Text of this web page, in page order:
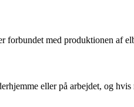
med produktionen af
eller på arbejdet, og